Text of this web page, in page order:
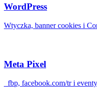
WordPress
Wtyczka, banner cookies i
Meta Pixel
_fbp, facebook.com/tr i